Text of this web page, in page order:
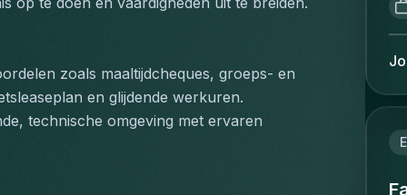
zoals maaltijdcheques, groeps- en
en glijdende werkuren.
technische omgeving met ervaren